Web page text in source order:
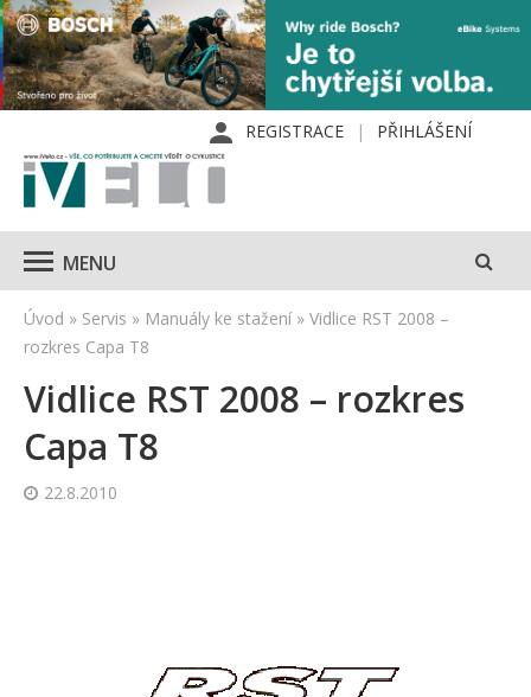
REGISTRACE PŘIHLÁŠENÍ
MENU
Úvod » Servis » Manuály ke stažení » Vidlice RST 2008 –
rozkres Capa T8
Vidlice RST 2008 – rozkres
Capa T8
22.8.2010